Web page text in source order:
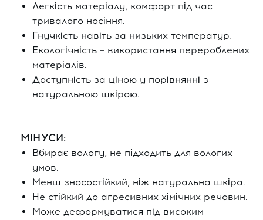
Легкість матеріалу, комфорт під час
тривалого носіння.
Гнучкість навіть за низьких температур.
Екологічність – використання перероблених
матеріалів.
Доступність за ціною у порівнянні з
натуральною шкірою.
МІНУСИ:
Вбирає вологу, не підходить для вологих
умов.
Менш зносостійкий, ніж натуральна шкіра.
Не стійкий до агресивних хімічних речовин.
Може деформуватися під високим